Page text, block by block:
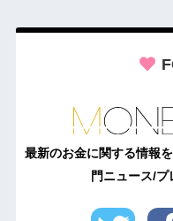
最新のお金に関する情報
門ニュース/プ